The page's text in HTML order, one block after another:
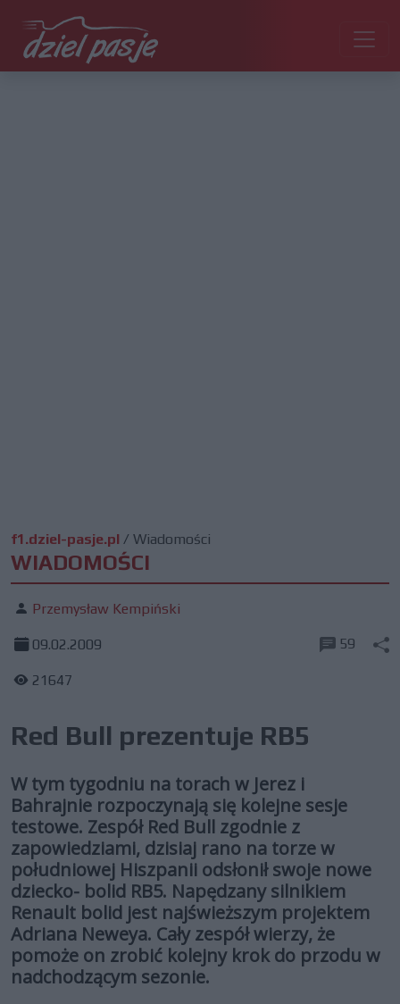
f1.dziel-pasje.pl / Wiadomości
WIADOMOŚCI
Przemysław Kempiński
09.02.2009
21647
59
Red Bull prezentuje RB5
W tym tygodniu na torach w Jerez i
Bahrajnie rozpoczynają się kolejne sesje
testowe. Zespół Red Bull zgodnie z
zapowiedziami, dzisiaj rano na torze w
południowej Hiszpanii odsłonił swoje nowe
dziecko- bolid RB5. Napędzany silnikiem
Renault bolid jest najświeższym projektem
Adriana Neweya. Cały zespół wierzy, że
pomoże on zrobić kolejny krok do przodu w
nadchodzącym sezonie.